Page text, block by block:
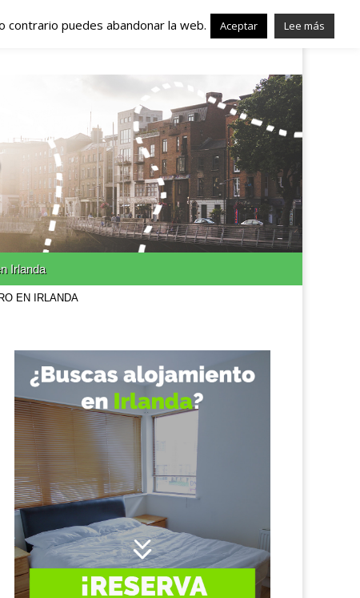
– Trabajo en
Irlanda
EN IRLANDA
contrario puedes abandonar la web. Aceptar Lee más